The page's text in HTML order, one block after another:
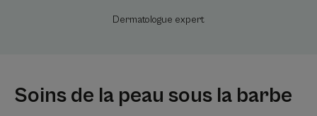
Dermatologue expert
Soins de la peau sous la barbe